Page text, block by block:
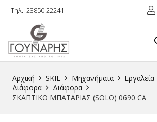
Τηλ.: 23850-22241
Αρχική SKIL Μηχανήματα
Διάφορα
Διάφορα
ΣΚΑΠΤΙΚΟ ΜΠΑΤΑΡΙΑΣ (SOLO) 0690 CA